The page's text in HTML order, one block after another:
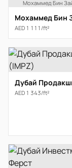
Мохаммед Бин
AED 1 111/ft²
AED 1 343/ft²